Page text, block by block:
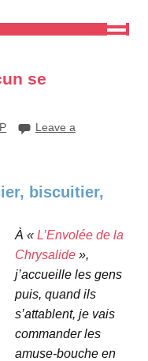
se
Leave a
biscuitier,
À « L’Envolée de la
Chrysalide »,
j’accueille les gens
puis, quand ils
s’attablent, je vais
commander les
amuse-bouche en